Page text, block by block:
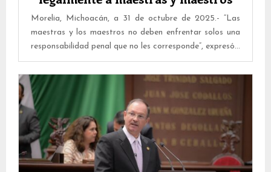
Morelia, Michoacán, a 31 de octubre de 2025.- “Las
maestras y los maestros no deben enfrentar solos una
responsabilidad penal que no les corresponde”, expresó...